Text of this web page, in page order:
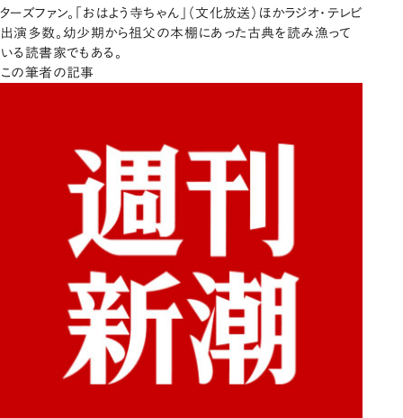
ターズファン。「おはよう寺ちゃん」（文化放送）ほかラジオ・テレビ
出演多数。幼少期から祖父の本棚にあった古典を読み漁って
いる読書家でもある。
この筆者の記事